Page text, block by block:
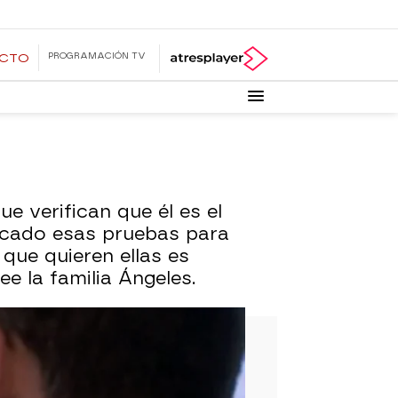
PROGRAMACIÓN TV
verifican que él es el
esas pruebas para
quieren ellas es
la familia Ángeles.